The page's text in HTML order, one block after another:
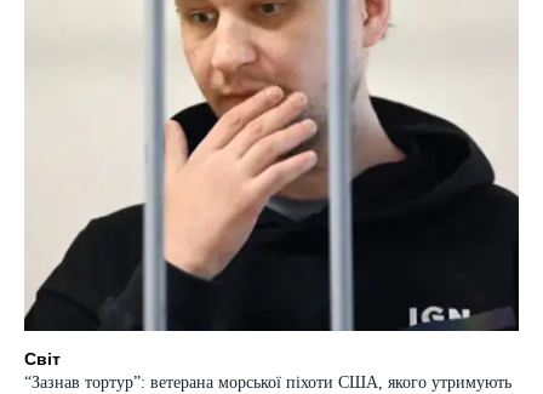
Світ
“Зазнав тортур”: ветерана морської піхоти США, якого утримують